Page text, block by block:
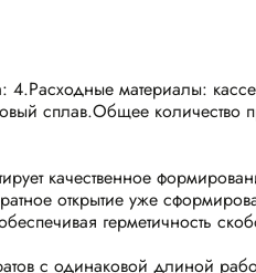
материалы:
сплав.Общее
качественное
открытие уже
герметичность
с одинаковой длиной